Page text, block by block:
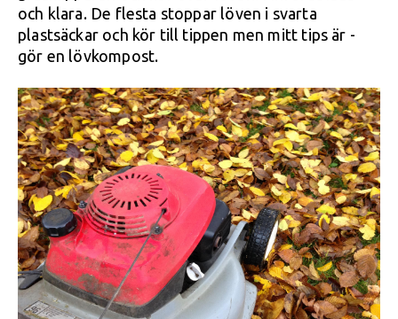
och klara. De flesta stoppar löven i svarta
plastsäckar och kör till tippen men mitt tips är -
gör en lövkompost.